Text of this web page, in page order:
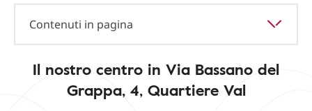
Contenuti in pagina
Il nostro centro in Via Bassano del
Grappa, 4, Quartiere Val